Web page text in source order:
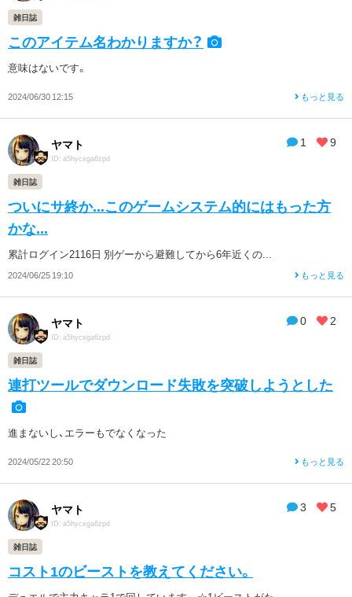
雑日誌
このアイテム名わかりますか？
意味はないです。
2024/06/30 12:15 もっと見る
1 9
ヤマト
ID: a5hycxga6zpd
雑日誌
ついにサ終か...このゲームシステム的にはもった方
かな...
累計ログイン2116日 別ゲーから避難してから6年近くの...
2024/06/25 19:10 もっと見る
0 2
ヤマト
ID: a5hycxga6zpd
雑日誌
連打ツールでダウンロード失敗を突破しようとした
進まないし、エラーもでなくなった
2024/05/22 20:50 もっと見る
3 5
ヤマト
ID: a5hycxga6zpd
雑日誌
コスト1のビーストを教えてください。